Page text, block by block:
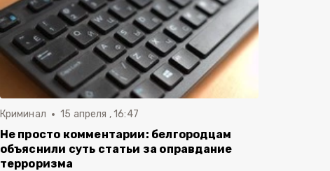
Криминал 15 апреля , 16:47
Не просто комментарии: белгородцам
объяснили суть статьи за оправдание
терроризма